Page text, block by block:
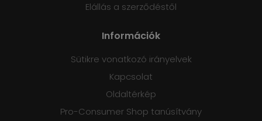
Elállás a szerződéstől
Információk
Sütikre vonatkozó irányelvek
Kapcsolat
Oldaltérkép
Pro-Consumer Shop tanúsítvány